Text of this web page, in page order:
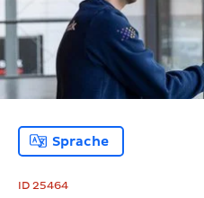
Sprache
ID 25464